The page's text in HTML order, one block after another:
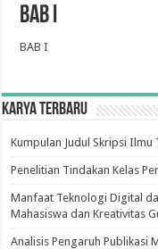
BAB I
BAB I
Karya Terbaru
Kumpulan Judul Skripsi Ilmu
Penelitian Tindakan Kelas
Manfaat Teknologi Digital
Mahasiswa dan Kreativitas
Analisis Pengaruh Publikasi